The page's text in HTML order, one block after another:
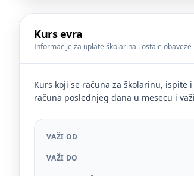
Kurs evra
Informacije za uplate školarina i ostale obaveze
Kurs koji se računa za školarinu, ispite
računa poslednjeg dana u mesecu i
VAŽI OD
VAŽI DO